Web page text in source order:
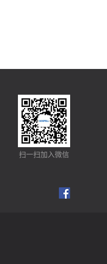
扫一扫加入微信